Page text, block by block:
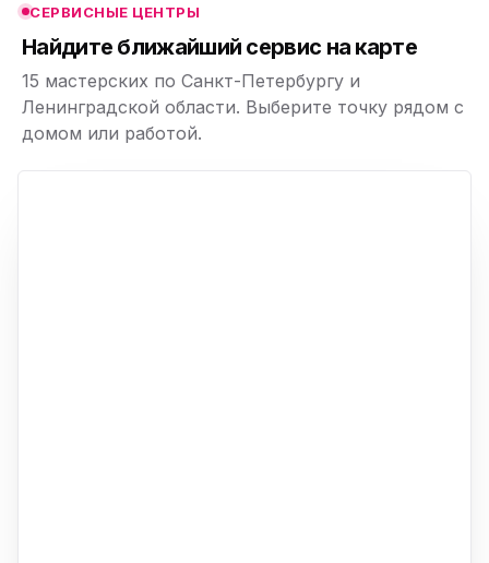
СЕРВИСНЫЕ ЦЕНТРЫ
Найдите ближайший сервис на карте
15 мастерских по Санкт-Петербургу и
Ленинградской области. Выберите точку рядом с
домом или работой.
ю